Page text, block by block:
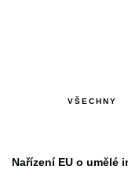
VŠECHNY
Nařízení EU o umělé